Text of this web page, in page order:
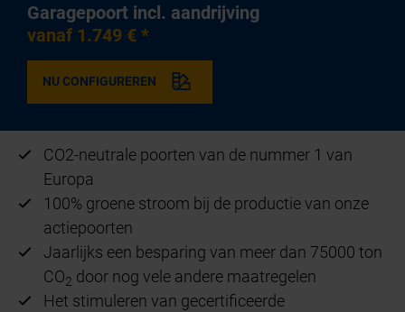
Garagepoort incl. aandrijving
vanaf 1.749 € *
NU CONFIGUREREN
CO2-neutrale poorten van de nummer 1 van
Europa
100% groene stroom bij de productie van onze
actiepoorten
Jaarlijks een besparing van meer dan 75000 ton
CO2 door nog vele andere maatregelen
Het stimuleren van gecertificeerde